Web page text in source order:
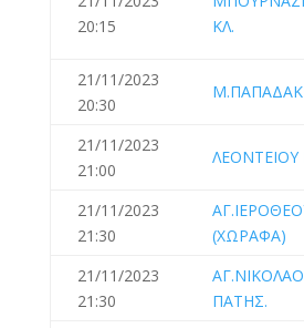
20:15
ΚΛ.
21/11/2023
20:30
21/11/2023
21:00
ΛΕΟΝΤΕΙΟΥ
21/11/2023
21:30
(ΧΩΡΑΦΑ)
21/11/2023
21:30
ΠΑΤΗΣ.